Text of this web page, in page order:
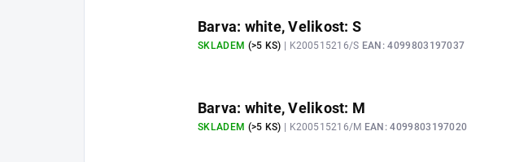
Barva: white, Velikost: S
SKLADEM (>5 KS) | K200515216/S EAN: 4099803197037
Barva: white, Velikost: M
SKLADEM (>5 KS) | K200515216/M EAN: 4099803197020